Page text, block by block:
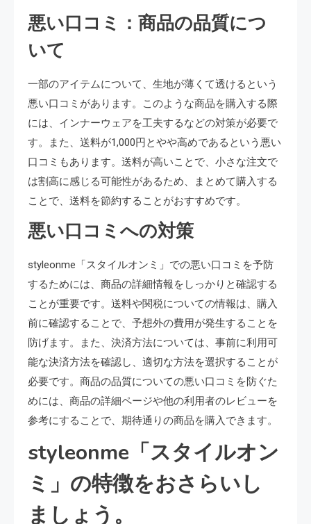
悪い口コミ：商品の品質につ
いて
一部のアイテムについて、生地が薄くて透けるという
悪い口コミがあります。このような商品を購入する際
には、インナーウェアを工夫するなどの対策が必要で
す。また、送料が1,000円とやや高めであるという悪い
口コミもあります。送料が高いことで、小さな注文で
は割高に感じる可能性があるため、まとめて購入する
ことで、送料を節約することがおすすめです。
悪い口コミへの対策
styleonme「スタイルオンミ」での悪い口コミを予防
するためには、商品の詳細情報をしっかりと確認する
ことが重要です。送料や関税についての情報は、購入
前に確認することで、予想外の費用が発生することを
防げます。また、決済方法については、事前に利用可
能な決済方法を確認し、適切な方法を選択することが
必要です。商品の品質についての悪い口コミを防ぐた
めには、商品の詳細ページや他の利用者のレビューを
参考にすることで、期待通りの商品を購入できます。
styleonme「スタイルオン
ミ」の特徴をおさらいし
ましょう。